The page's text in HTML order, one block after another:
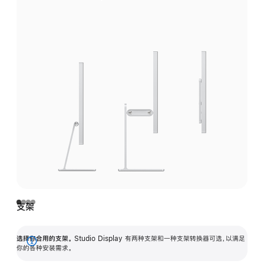
支架
选择你合用的支架。 Studio Display 有两种支架和一种支架转换器可选，以满足
你的各种安装需求。
展